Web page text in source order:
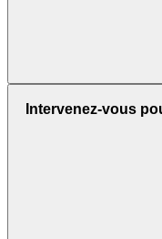
Intervenez-vous